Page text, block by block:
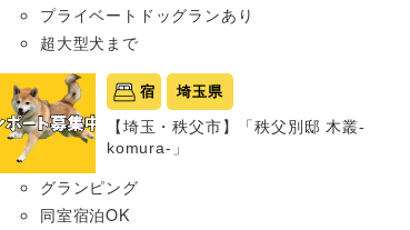
プライベートドッグランあり
超大型犬まで
宿 埼玉県
【埼玉・秩父市】「秩父別邸 木叢-
komura-」
グランピング
同室宿泊OK